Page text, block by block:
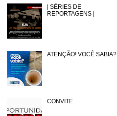
| SÉRIES DE
REPORTAGENS |
ATENÇÃO! VOCÊ SABIA?
CONVITE